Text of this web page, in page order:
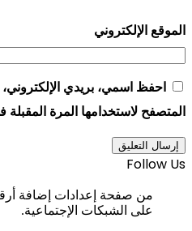
الموقع الإلكتروني
احفظ اسمي، بريدي الإلكتروني،
المتصفح لاستخدامها المرة المقبلة
Follow Us
من صفحة إعدادات إضافة
على الشبكات الإجتماعية.